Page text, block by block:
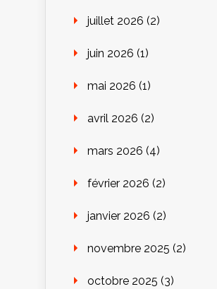
juillet 2026 (2)
juin 2026 (1)
mai 2026 (1)
avril 2026 (2)
mars 2026 (4)
février 2026 (2)
janvier 2026 (2)
novembre 2025 (2)
octobre 2025 (3)